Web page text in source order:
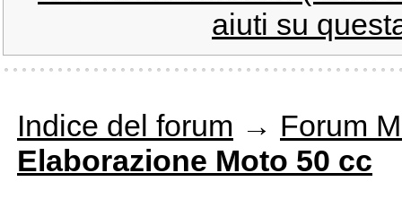
aiuti su
Indice del forum → Forum
Elaborazione Moto 50 cc